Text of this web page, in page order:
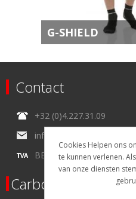
G-SHIELD
Contact
+32 (0)4.227.31.09
info@carbonbike-
BE0434215154
Carbonbike
Cookies Helpen ons
te kunnen verlenen.
van onze diensten